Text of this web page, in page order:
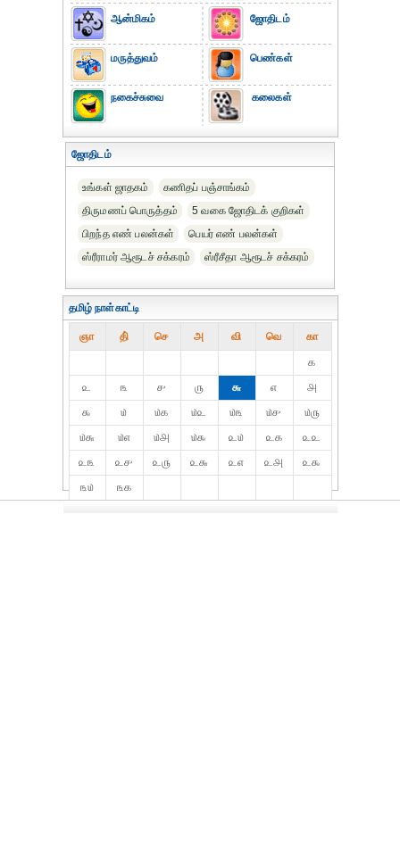
ஆன்மிகம்
மருத்துவம்
நகைச்சுவை
ஜோதிடம்
பெண்கள்
கலைகள்
ஜோதிடம்
உங்கள் ஜாதகம்
கணிதப் பஞ்சாங்கம்
திருமணப் பொருத்தம்
5 வகை ஜோதிடக் குறிகள்
பிறந்த எண் பலன்கள்
பெயர் எண் பலன்கள்
ஸ்ரீராமர் ஆரூடச் சக்கரம்
ஸ்ரீசீதா ஆரூடச் சக்கரம்
தமிழ் நாள்காட்டி
ஞா தி் செ அ வி வெ கா
௧
௨
௩ ௪ ௫ ௬ ௭
௮
௯
௰ ௰௧ ௰௨ ௰௩ ௰௪
௰௫
௰௬
௰௭ ௰௮ ௰௯ ௨௰ ௨௧
௨௨
௨௩
௨௪ ௨௫ ௨௬ ௨௭ ௨௮
௨௯
௩௰
௩௧